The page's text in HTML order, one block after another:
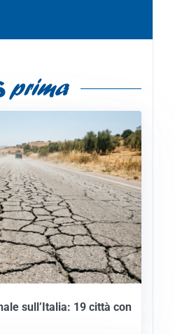
sull’Italia: 19 città con